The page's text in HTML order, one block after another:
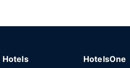
Hotels HotelsOne